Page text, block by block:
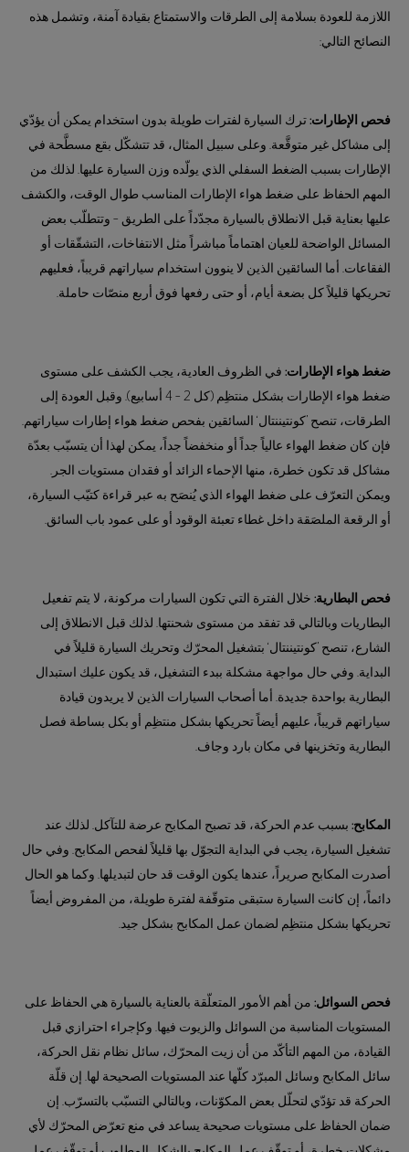
اللازمة للعودة بسلامة إلى الطرقات والاستمتاع بقيادة آمنة، وتشمل هذه
النصائح التالي:
فحص الإطارات: ترك السيارة لفترات طويلة بدون استخدام يمكن أن يؤدّي
إلى مشاكل غير متوقَّعة. وعلى سبيل المثال، قد تتشكّل بقع مسطَّحة في
الإطارات بسبب الضغط السفلي الذي يولّده وزن السيارة عليها. لذلك من
المهم الحفاظ على ضغط هواء الإطارات المناسب طوال الوقت، والكشف
عليها بعناية قبل الانطلاق بالسيارة مجدّداً على الطريق – وتتطلّب بعض
المسائل الواضحة للعيان اهتماماً مباشراً مثل الانتفاخات، التشقّقات أو
الفقاعات. أما السائقين الذين لا ينوون استخدام سياراتهم قريباً، فعليهم
تحريكها قليلاً كل بضعة أيام، أو حتى رفعها فوق أربع منصّات حاملة.
ضغط هواء الإطارات: في الظروف العادية، يجب الكشف على مستوى
ضغط هواء الإطارات بشكل منتظِم (كل 2 – 4 أسابيع). وقبل العودة إلى
الطرقات، تنصح ’كونتيننتال‘ السائقين بفحص ضغط هواء إطارات سياراتهم.
فإن كان ضغط الهواء عالياً جداً أو منخفضاً جداً، يمكن لهذا أن يتسبّب بعدّة
مشاكل قد تكون خطرة، منها الإحماء الزائد أو فقدان مستويات الجر.
ويمكن التعرّف على ضغط الهواء الذي يُنصَح به عبر قراءة كتيّب السيارة،
أو الرقعة الملصَقة داخل غطاء تعبئة الوقود أو على عمود باب السائق.
فحص البطارية: خلال الفترة التي تكون السيارات مركونة، لا يتم تفعيل
البطاريات وبالتالي قد تفقد من مستوى شحنتها. لذلك قبل الانطلاق إلى
الشارع، تنصح ’كونتيننتال‘ بتشغيل المحرّك وتحريك السيارة قليلاً في
البداية. وفي حال مواجهة مشكلة ببدء التشغيل، قد يكون عليك استبدال
البطارية بواحدة جديدة. أما أصحاب السيارات الذين لا يريدون قيادة
سياراتهم قريباً، عليهم أيضاً تحريكها بشكل منتظِم أو بكل بساطة فصل
البطارية وتخزينها في مكان بارد وجاف.
المكابح: بسبب عدم الحركة، قد تصبح المكابح عرضة للتآكل. لذلك عند
تشغيل السيارة، يجب في البداية التجوّل بها قليلاً لفحص المكابح. وفي حال
أصدرت المكابح صريراً، عندها يكون الوقت قد حان لتبديلها. وكما هو الحال
دائماً، إن كانت السيارة ستبقى متوقّفة لفترة طويلة، من المفروض أيضاً
تحريكها بشكل منتظِم لضمان عمل المكابح بشكل جيد.
فحص السوائل: من أهم الأمور المتعلّقة بالعناية بالسيارة هي الحفاظ على
المستويات المناسبة من السوائل والزيوت فيها. وكإجراء احترازي قبل
القيادة، من المهم التأكّد من أن زيت المحرّك، سائل نظام نقل الحركة،
سائل المكابح وسائل المبرّد كلّها عند المستويات الصحيحة لها. إن قلّة
الحركة قد تؤدّي لتحلّل بعض المكوّنات، وبالتالي التسبّب بالتسرّب. إن
ضمان الحفاظ على مستويات صحيحة يساعد في منع تعرّض المحرّك لأي